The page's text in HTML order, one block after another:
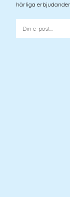
härliga